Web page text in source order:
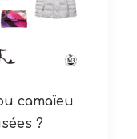
camaïeu
?